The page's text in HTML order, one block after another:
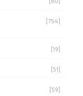
[754]
[19]
[51]
[59]